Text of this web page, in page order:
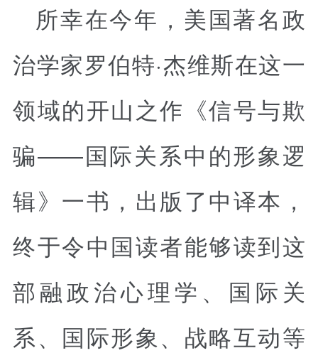
所幸在今年，美国著名政
治学家罗伯特·杰维斯在这一
领域的开山之作《信号与欺
骗——国际关系中的形象逻
辑》一书，出版了中译本，
终于令中国读者能够读到这
部融政治心理学、国际关
系、国际形象、战略互动等